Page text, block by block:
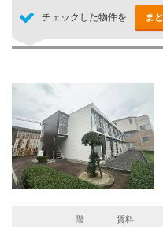
チェックした物件を ま
階 賃料